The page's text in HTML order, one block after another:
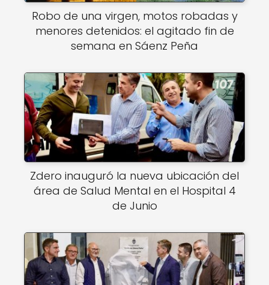
Robo de una virgen, motos robadas y
menores detenidos: el agitado fin de
semana en Sáenz Peña
Zdero inauguró la nueva ubicación del
área de Salud Mental en el Hospital 4
de Junio